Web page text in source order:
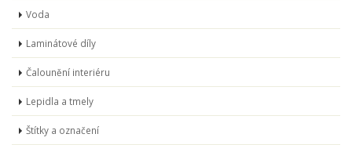
Voda
Laminátové díly
Čalounění interiéru
Lepidla a tmely
Štítky a označení